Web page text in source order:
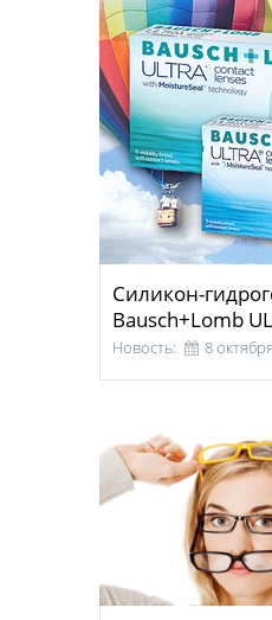
Силикон-
Bausch+Lomb
Новость: 8